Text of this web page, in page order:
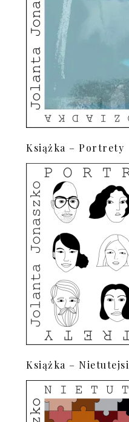
Książka – Portrety
Książka – Nietutejsi